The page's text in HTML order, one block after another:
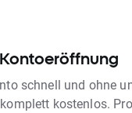
schnell und ohne
kostenlos.